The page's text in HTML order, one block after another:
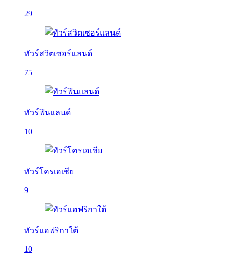
29
ทัวร์สวิตเซอร์แลนด์
75
ทัวร์ฟินแลนด์
10
ทัวร์โครเอเชีย
9
ทัวร์แอฟริกาใต้
10